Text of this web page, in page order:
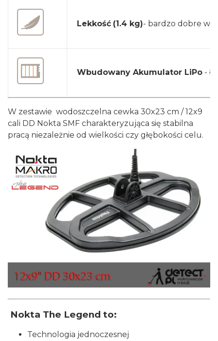
Lekkość (1.4 kg)- bardzo dobre
Wbudowany Akumulator LiPo -
W zestawie wodoszczelna cewka 30x23 cm / 12x9
cali DD Nokta SMF charakteryzująca się stabilna
pracą niezależnie od wielkości czy głębokości celu.
Nokta The Legend to:
Technologia jednoczesnej